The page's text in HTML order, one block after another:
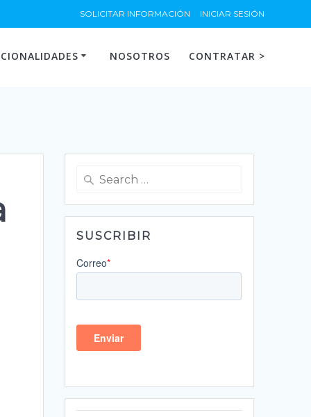
SOLICITAR INFORMACIÓN INICIAR SESIÓN
NOSOTROS CONTRATAR >
Search
SUSCRIBIR